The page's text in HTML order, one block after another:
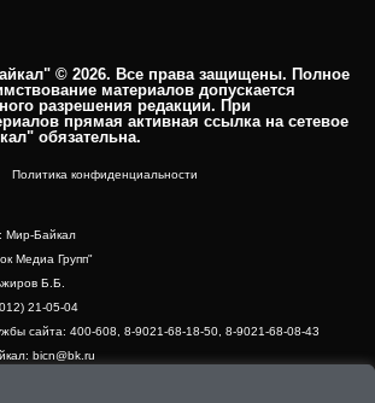
© 2026. Все права защищены. Полное
материалов допускается
разрешения редакции. При
прямая активная ссылка на сетевое
обязательна.​
Политика конфиденциальности
Мир-Байкал
Медиа Групп"
Б.Б.
21-05-04
сайта: 400-608, 8-9021-68-18-50, 8-9021-68-08-43
bicn@bk.ru